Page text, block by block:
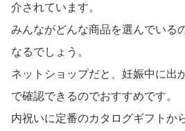
介されています。
みんながどんな商品を選んでいる
なるでしょう。
ネットショップだと、妊娠中に出
で確認できるのでおすすめです。
内祝いに定番のカタログギフトか